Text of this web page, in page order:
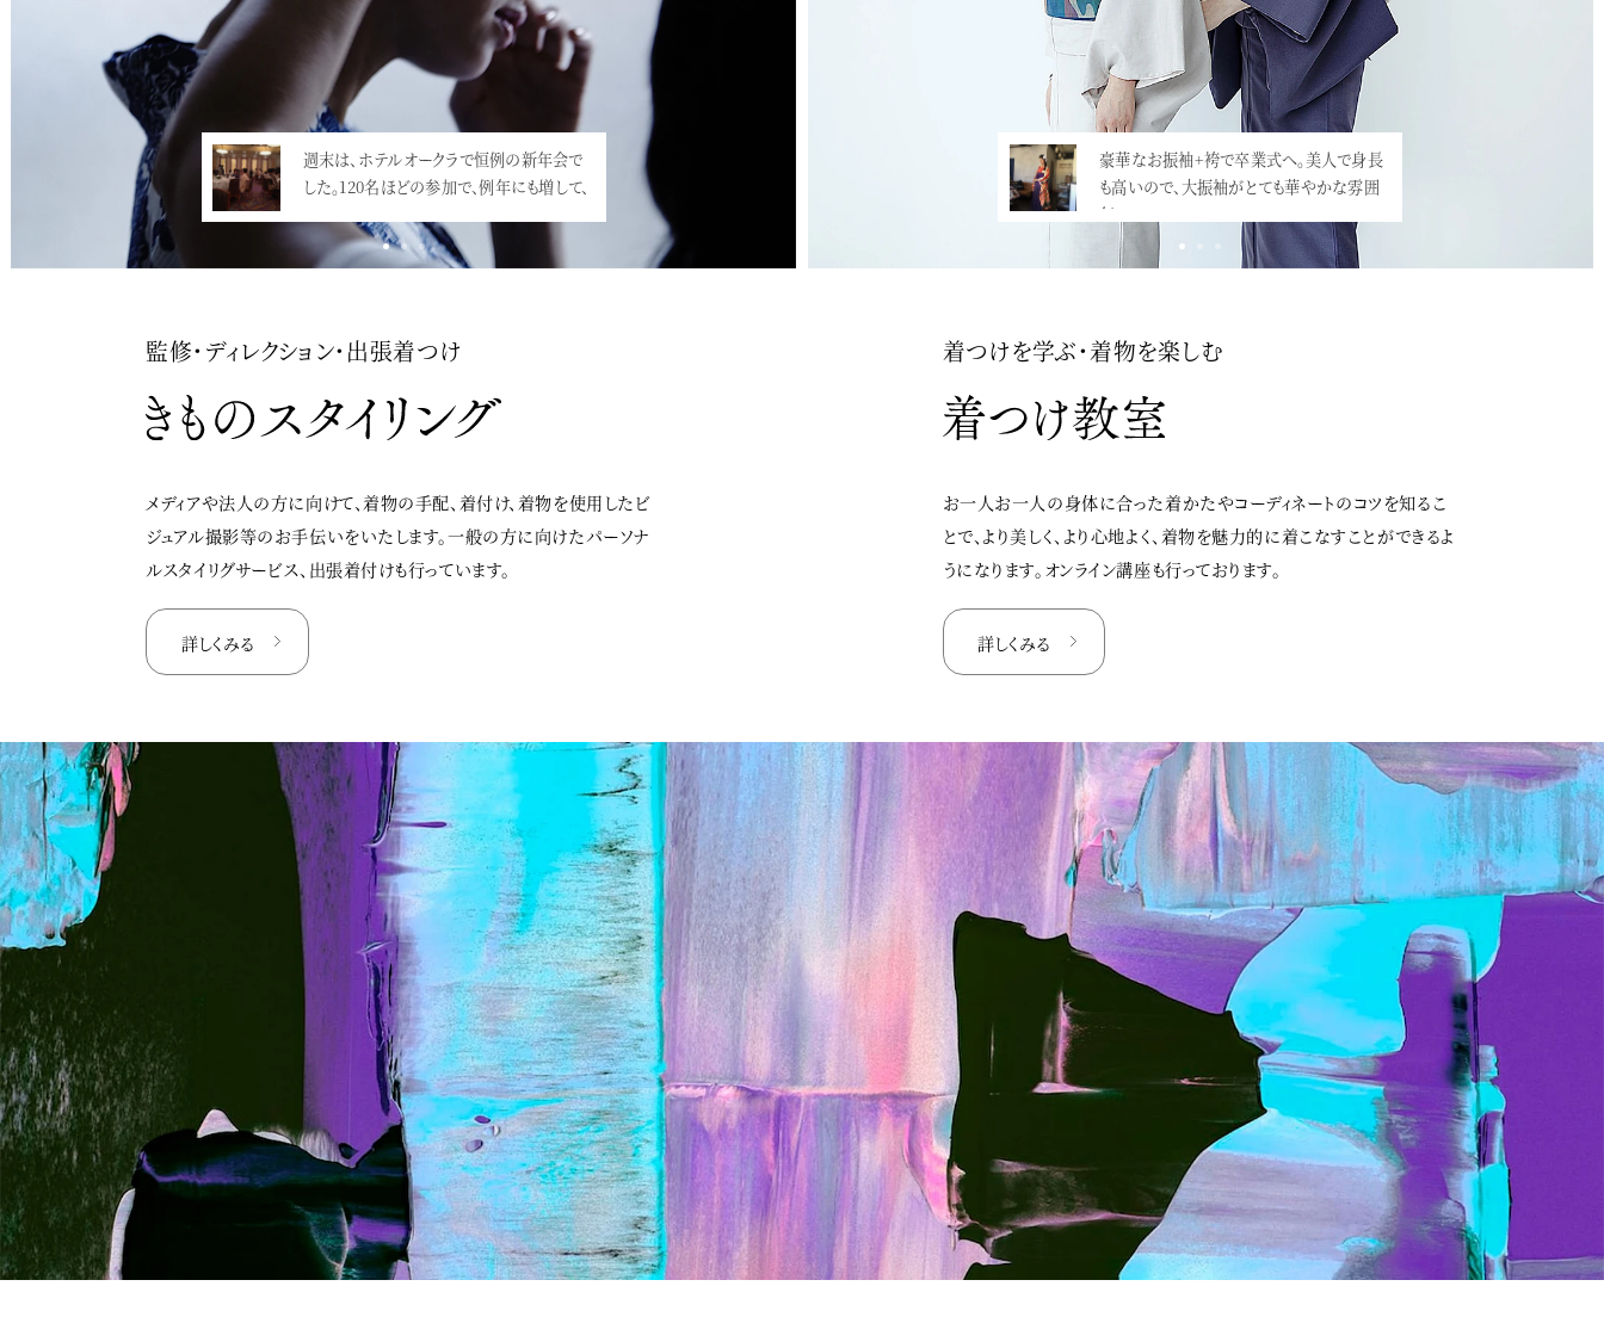
監修・ディレクション・出張着つけ
メディアや法人の方に向けて、着物の手配、着付け、着物を使用したビ
ジュアル撮影等のお手伝いをいたします。一般の方に向けたパーソナ
ルスタイリグサービス、出張着付けも行っています。
詳しくみる
週末は、ホテルオークラで恒例の新年会で
した。120名ほどの参加で、例年にも増して、
「YMStudioNewYearParty2019のお知ら
せ」少々気が早いですが、新年会の日時が
着つけを学ぶ・着物を楽しむ
お一人お一人の身体に合った着かたやコーディネートのコツを知るこ
とで、より美しく、より心地よく、着物を魅力的に着こなすことができるよ
うになります。オンライン講座も行っております。
詳しくみる
豪華なお振袖+袴で卒業式へ。美人で身長
も高いので、大振袖がとても華やかな雰囲
気。…<
小学校の卒業式での袴、増えていますね。
震災直後にとても流行ったのですが、映画